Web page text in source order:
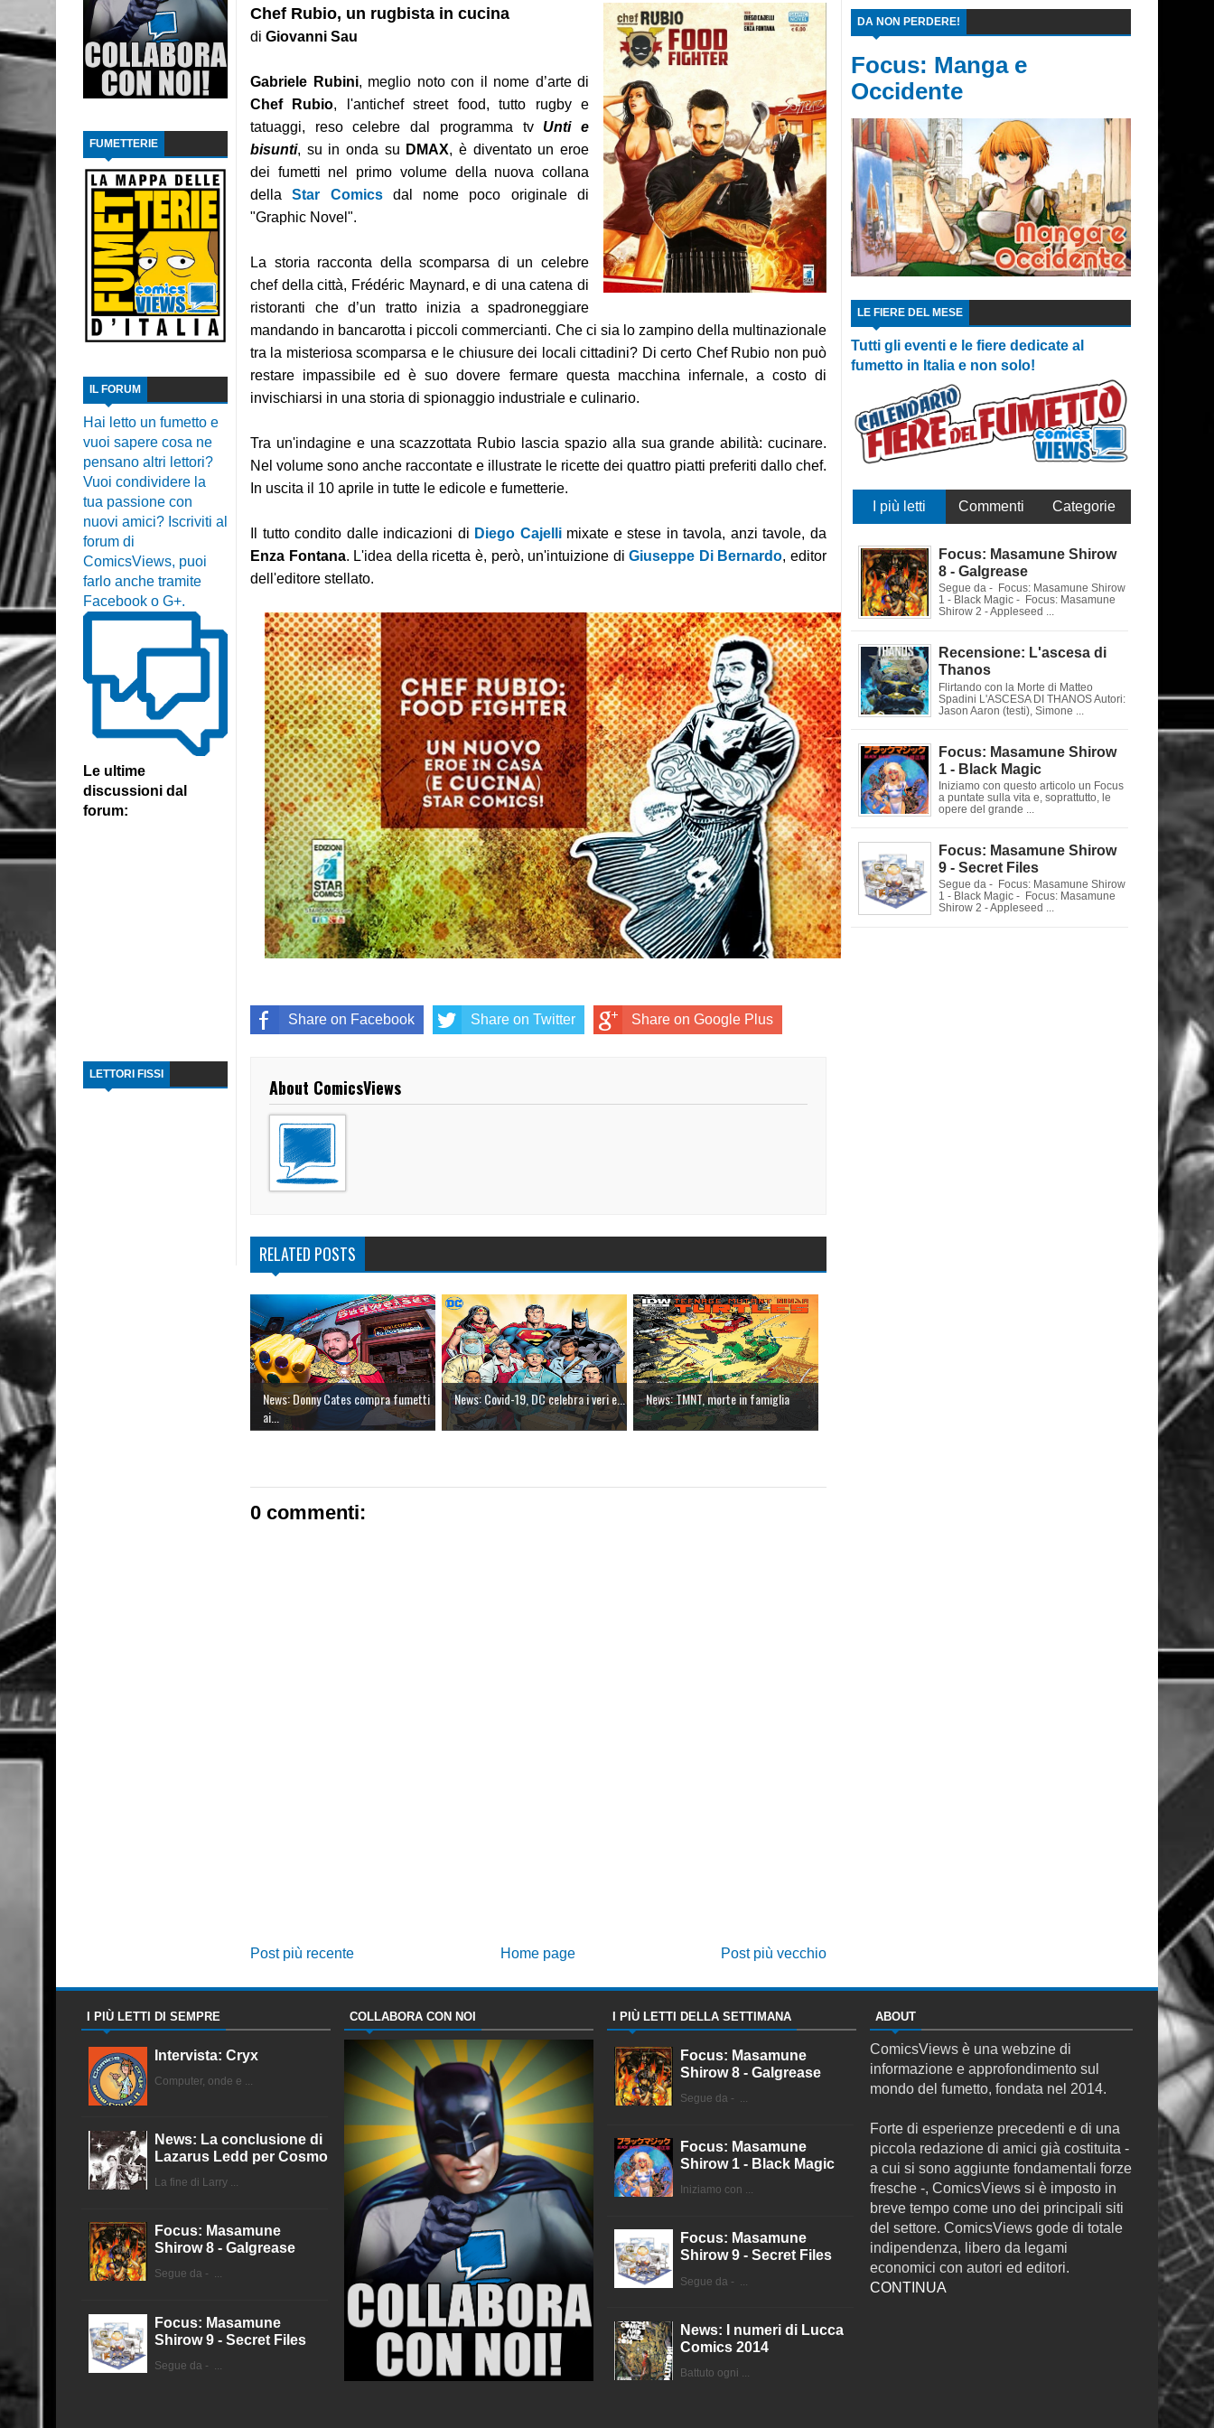
Recensione: The Dollhouse Family - La Casa delle Bambole
Intervista: Francesco Vacca
Recensione: Y, l'ultimo uomo 2
Recensione: Y, l'ultimo uomo 1
Recensione: L'ascesa di Thanos
Focus: Il Phantom di Paul Ryan
Recensione: Something is Killing the Children 1-2
Focus: Il Phantom di Sy Barry - Seconda parte
Recensione: Jazz Maynard 1
FUMETTERIE
IL FORUM
Hai letto un fumetto e
vuoi sapere cosa ne
pensano altri lettori?
Vuoi condividere la
tua passione con
nuovi amici? Iscriviti al
forum di
ComicsViews, puoi
farlo anche tramite
Facebook o G+.
Le ultime
discussioni dal
forum:
LETTORI FISSI
Chef Rubio, un rugbista in cucina
di Giovanni Sau
Gabriele Rubini, meglio noto con il nome d’arte di
Chef Rubio, l'antichef street food, tutto rugby e
tatuaggi, reso celebre dal programma tv Unti e
bisunti, su in onda su DMAX, è diventato un eroe
dei fumetti nel primo volume della nuova collana
dellaStar Comicsdal nome poco originale di
"Graphic Novel".
La storia racconta della scomparsa di un celebre
chef della città, Frédéric Maynard, e di una catena di
ristoranti che d’un tratto inizia a spadroneggiare
mandando in bancarotta i piccoli commercianti. Che ci sia lo zampino della multinazionale
tra la misteriosa scomparsa e le chiusure dei locali cittadini? Di certo Chef Rubio non può
restare impassibile ed è suo dovere fermare questa macchina infernale, a costo di
invischiarsi in una storia di spionaggio industriale e culinario.
Tra un'indagine e una scazzottata Rubio lascia spazio alla sua grande abilità: cucinare.
Nel volume sono anche raccontate e illustrate le ricette dei quattro piatti preferiti dallo chef.
In uscita il 10 aprile in tutte le edicole e fumetterie.
Il tutto condito dalle indicazioni di Diego Cajellimixate e stese in tavola, anzi tavole, da
Enza Fontana. L'idea della ricetta è, però, un'intuizione diGiuseppe Di Bernardo, editor
dell'editore stellato.
Share on Facebook Share on Twitter Share on Google Plus
About ComicsViews
RELATED POSTS
News: Donny Cates compra fumetti
ai...
News: Covid-19, DC celebra i veri e... News: TMNT, morte in famiglia
0 commenti:
Post più recente Post più vecchio
Home page
DA NON PERDERE!
Focus: Manga e
Occidente
LE FIERE DEL MESE
Tutti gli eventi e le fiere dedicate al
fumetto in Italia e non solo!
I più letti Commenti Categorie
Focus: Masamune Shirow
8 - Galgrease
Segue da - Focus: Masamune Shirow
1 - Black Magic - Focus: Masamune
Shirow 2 - Appleseed ...
Recensione: L'ascesa di
Thanos
Flirtando con la Morte di Matteo
Spadini L'ASCESA DI THANOS Autori:
Jason Aaron (testi), Simone ...
Focus: Masamune Shirow
1 - Black Magic
Iniziamo con questo articolo un Focus
a puntate sulla vita e, soprattutto, le
opere del grande ...
Focus: Masamune Shirow
9 - Secret Files
Segue da - Focus: Masamune Shirow
1 - Black Magic - Focus: Masamune
Shirow 2 - Appleseed ...
I PIÙ LETTI DI SEMPRE
Intervista: Cryx
Computer, onde e ...
News: La conclusione di
Lazarus Ledd per Cosmo
La fine di Larry ...
Focus: Masamune
Shirow 8 - Galgrease
Segue da - ...
Focus: Masamune
Shirow 9 - Secret Files
Segue da - ...
COLLABORA CON NOI I PIÙ LETTI DELLA SETTIMANA
Focus: Masamune
Shirow 8 - Galgrease
Segue da - ...
Focus: Masamune
Shirow 1 - Black Magic
Iniziamo con ...
Focus: Masamune
Shirow 9 - Secret Files
Segue da - ...
News: I numeri di Lucca
Comics 2014
Battuto ogni ...
ABOUT
ComicsViews è una webzine di
informazione e approfondimento sul
mondo del fumetto, fondata nel 2014.
Forte di esperienze precedenti e di una
piccola redazione di amici già costituita -
a cui si sono aggiunte fondamentali forze
fresche -, ComicsViews si è imposto in
breve tempo come uno dei principali siti
del settore. ComicsViews gode di totale
indipendenza, libero da legami
economici con autori ed editori.
CONTINUA